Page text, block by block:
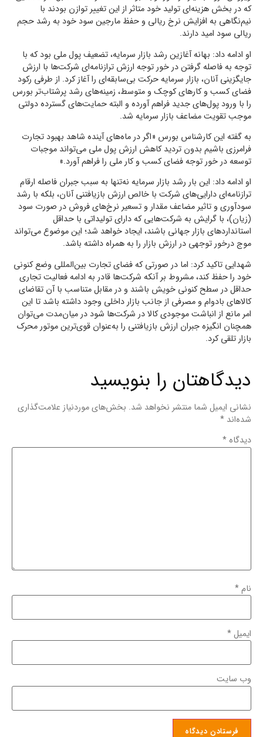
که در بخش هزینه‌ای تولید خود متاثر از این تغییر توازن بودند با
نیم‌نگاهی به افزایش نرخ ریالی و حفظ مارجین سود خود به رشد حجم
ریالی سود امید دارند.
او ادامه داد: بهانه آغازین رشد بازار سرمایه، تضعیف پول ملی بود که با
توجه به فاصله گرفتن در خور توجه ارزش ترازنامه‌ای شرکت‌ها با ارزش
جایگزینی آنان، بازار سرمایه حرکت بی‌سابقه‌ای را آغاز کرد. از طرفی رکود
فضای کسب و کارهای کوچک و متوسط، زمینه‌های رشد پرشتاب‌تر بورس
را با ورود پول‌های جدید فراهم آورده و البته حمایت‌های گسترده دولتی
موجب تقویت مضاعف بازار سرمایه شد.
به گفته این کارشناس بورس «اگر در ماه‌های آینده شاهد بهبود تجارت
فرامرزی باشیم بدون تردید کاهش ارزش پول ملی می‌تواند موجبات
توسعه در خور توجه فضای کسب و کار ملی را فراهم آورد.»
او ادامه داد: این بار رشد بازار سرمایه نه‌تنها به سبب جبران فاصله ارقام
ترازنامه‌ای دارایی‌های شرکت با خالص ارزش بازیافتنی آنان، بلکه با رشد
سودآوری و تاثیر مضاعف مقدار و تسعیر نرخ‌های فروش در صورت سود
(زیان)، با گرایش به شرکت‌هایی که دارای تولیداتی با حداقل
استانداردهای بازار جهانی باشند، ایجاد خواهد شد؛ این موضوع می‌تواند
موج درخور توجهی در ارزش بازار را به همراه داشته باشد.
شهدایی تاکید کرد: اما در صورتی که فضای تجارت بین‌المللی وضع کنونی
خود را حفظ کند، مشروط بر آنکه شرکت‌ها قادر به ادامه فعالیت تجاری
حداقل در سطح کنونی خویش باشند و در مقابل متناسب با آن تقاضای
کالاهای بادوام و مصرفی از جانب بازار داخلی وجود داشته باشد تا این
امر مانع از انباشت موجودی کالا در شرکت‌ها شود در میان‌مدت می‌توان
همچنان انگیزه جبران ارزش بازیافتنی را به‌عنوان قوی‌ترین موتور محرک
بازار تلقی کرد.
دیدگاهتان را بنویسید
نشانی ایمیل شما منتشر نخواهد شد. بخش‌های موردنیاز علامت‌گذاری
شده‌اند *
دیدگاه *
نام*
ایمیل*
وب‌ سایت